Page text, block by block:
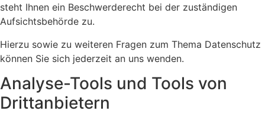
steht Ihnen ein Beschwerderecht bei der zuständigen
Aufsichtsbehörde zu.
Hierzu sowie zu weiteren Fragen zum Thema Datenschutz
können Sie sich jederzeit an uns wenden.
Analyse-Tools und Tools von
Dritt­anbietern